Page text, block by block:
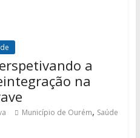
a
na
Município de Ourém, Saúde